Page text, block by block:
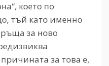
което по
тъй като именно
за ново
за това е,